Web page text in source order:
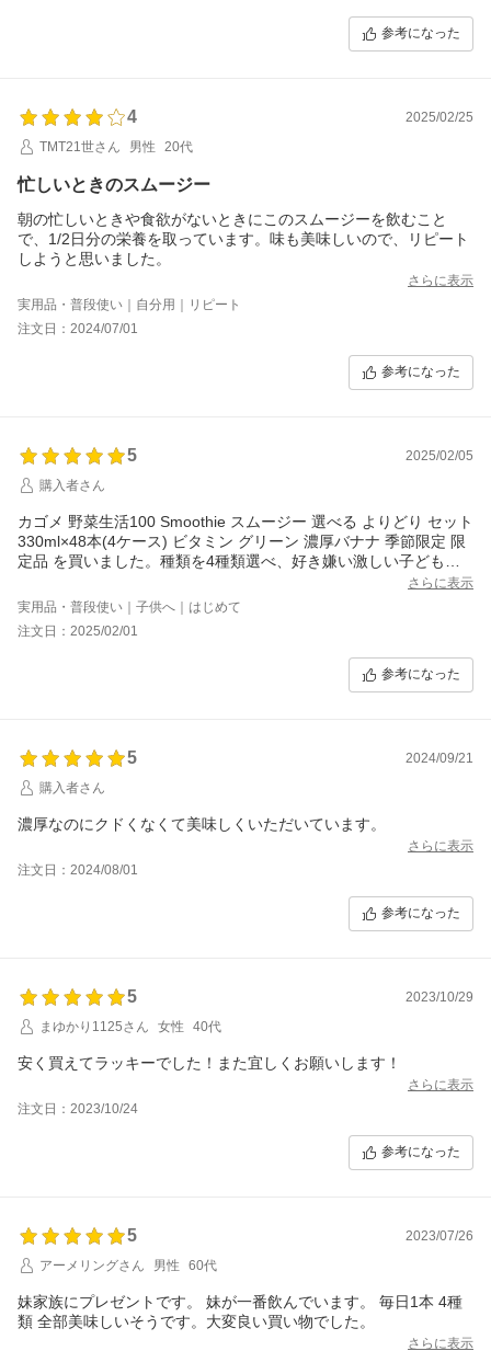
参考になった
4
2025/02/25
TMT21世さん
男性 20代
忙しいときのスムージー
朝の忙しいときや食欲がないときにこのスムージーを飲むこと
で、1/2日分の栄養を取っています。味も美味しいので、リピート
しようと思いました。
さらに表示
実用品・普段使い｜自分用｜リピート
注文日：2024/07/01
参考になった
5
2025/02/05
購入者さん
カゴメ 野菜生活100 Smoothie スムージー 選べる よりどり セット
330ml×48本(4ケース) ビタミン グリーン 濃厚バナナ 季節限定 限
定品 を買いました。種類を4種類選べ、好き嫌い激しい子どもが
美味しいと飲んでくれます。330mlと量も多く、大満足です。(⌒
▽⌒)
さらに表示
実用品・普段使い｜子供へ｜はじめて
注文日：2025/02/01
参考になった
5
2024/09/21
購入者さん
濃厚なのにクドくなくて美味しくいただいています。
さらに表示
注文日：2024/08/01
参考になった
5
2023/10/29
まゆかり1125さん
女性 40代
安く買えてラッキーでした！また宜しくお願いします！
さらに表示
注文日：2023/10/24
参考になった
5
2023/07/26
アーメリングさん
男性 60代
妹家族にプレゼントです。 妹が一番飲んでいます。 毎日1本 4種
類 全部美味しいそうです。大変良い買い物でした。
さらに表示